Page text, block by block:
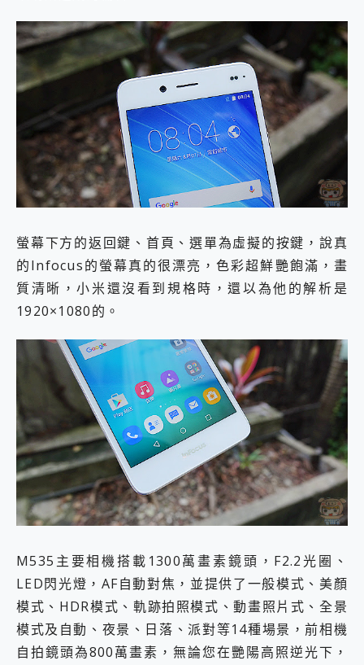
螢幕下方的返回鍵、首頁、選單為虛擬的按鍵，說真
的Infocus的螢幕真的很漂亮，色彩超鮮艷飽滿，畫
質清晰，小米還沒看到規格時，還以為他的解析是
1920×1080的。
M535主要相機搭載1300萬畫素鏡頭，F2.2光圈、
LED閃光燈，AF自動對焦，並提供了一般模式、美顏
模式、HDR模式、軌跡拍照模式、動畫照片式、全景
模式及自動、夜景、日落、派對等14種場景，前相機
自拍鏡頭為800萬畫素，無論您在艷陽高照逆光下，